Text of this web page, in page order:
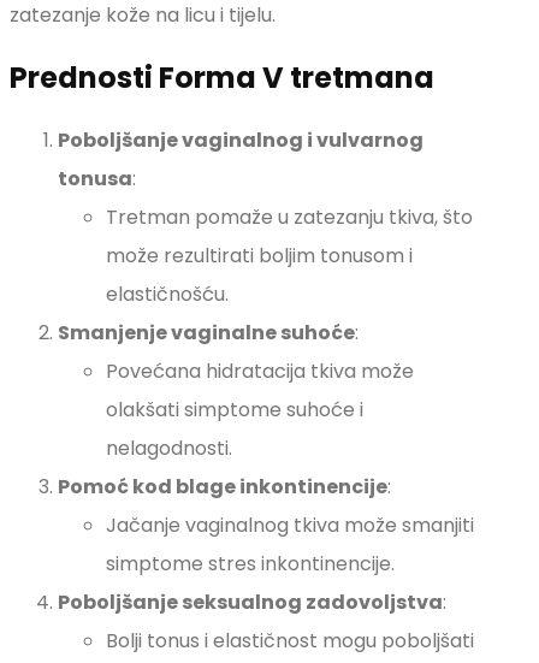
zatezanje kože na licu i tijelu.
Prednosti Forma V tretmana
Poboljšanje vaginalnog i vulvarnog
tonusa:
Tretman pomaže u zatezanju tkiva, što
može rezultirati boljim tonusom i
elastičnošću.
Smanjenje vaginalne suhoće:
Povećana hidratacija tkiva može
olakšati simptome suhoće i
nelagodnosti.
Pomoć kod blage inkontinencije:
Jačanje vaginalnog tkiva može smanjiti
simptome stres inkontinencije.
Poboljšanje seksualnog zadovoljstva:
Bolji tonus i elastičnost mogu poboljšati